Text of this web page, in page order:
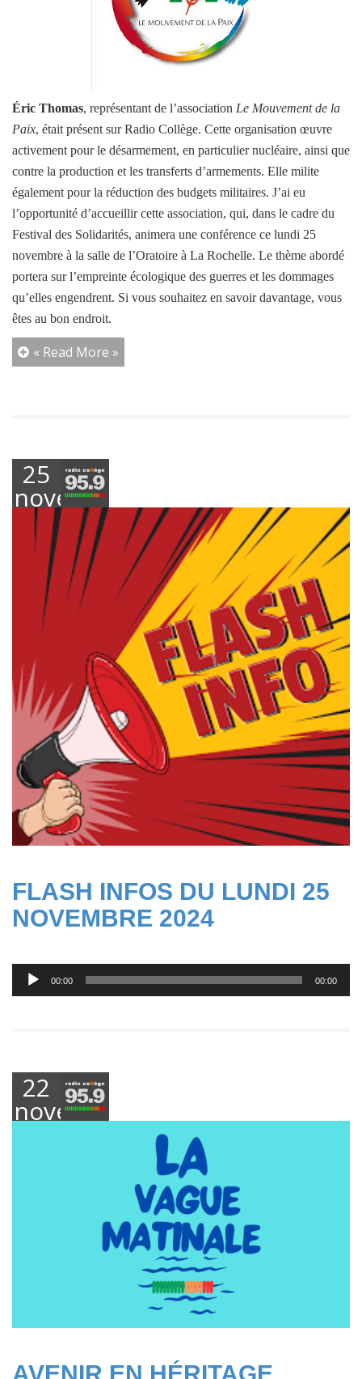
Éric Thomas, représentant de l’association Le Mouvement de la
Paix, était présent sur Radio Collège. Cette organisation œuvre
activement pour le désarmement, en particulier nucléaire, ainsi que
contre la production et les transferts d’armements. Elle milite
également pour la réduction des budgets militaires. J’ai eu
l’opportunité d’accueillir cette association, qui, dans le cadre du
Festival des Solidarités, animera une conférence ce lundi 25
novembre à la salle de l’Oratoire à La Rochelle. Le thème abordé
portera sur l’empreinte écologique des guerres et les dommages
qu’elles engendrent. Si vous souhaitez en savoir davantage, vous
êtes au bon endroit.
« Read More »
25
novembre
2024
FLASH INFOS DU LUNDI 25
NOVEMBRE 2024
Lecteur
audio
00:00 00:00
22
novembre